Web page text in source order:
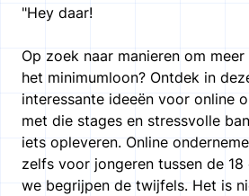
"Hey daar!
Op zoek naar manieren om
het minimumloon? Ontdek in
interessante ideeën voor online
met die stages en stressvolle
iets opleveren. Online
zelfs voor jongeren tussen de 18
we begrijpen de twijfels. Het is